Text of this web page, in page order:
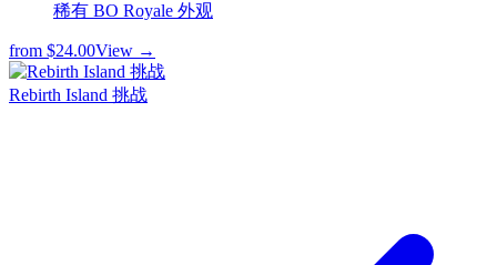
稀有 BO Royale 外观
from $24.00View →
Rebirth Island 挑战